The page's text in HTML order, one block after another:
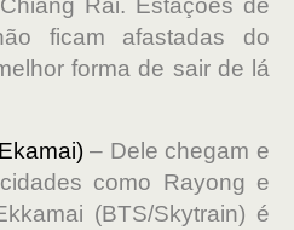
Rai. Estações de
ficam afastadas do
forma de sair de lá
– Dele chegam e
como Rayong e
(BTS/Skytrain) é